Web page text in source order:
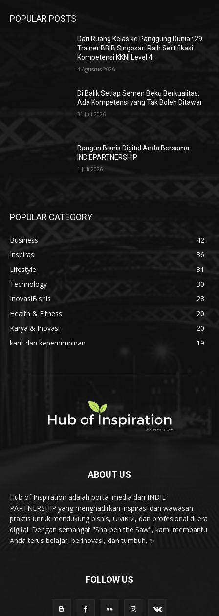
POPULAR POSTS
Dari Ruang Kelas ke Panggung Dunia : 29
Trainer BBIB Singosari Raih Sertifikasi
Kompetensi KKNI Level 4,
4 Agustus 2026
Di Balik Setiap Semen Beku Berkualitas,
Ada Kompetensi yang Tak Boleh Ditawar
31 Juli 2026
Bangun Bisnis Digital Anda Bersama
INDIEPARTNERSHIP
1 Juli 2026
POPULAR CATEGORY
Business
42
Inspirasi
36
Lifestyle
31
Technology
30
InovasiBisnis
28
Health & Fitness
20
Karya & Inovasi
20
karir dan kepemimpinan
19
ABOUT US
Hub of Inspiration adalah portal media dari INDIE
PARTNERSHIP yang menghadirkan inspirasi dan wawasan
praktis untuk mendukung bisnis, UMKM, dan profesional di era
digital. Dengan semangat "Sharpen the Saw", kami membantu
Anda terus belajar, berinovasi, dan tumbuh. ✨
FOLLOW US